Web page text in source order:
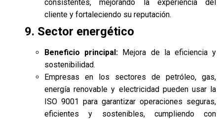
consistentes, mejorando la experiencia del
cliente y fortaleciendo su reputación.
9. Sector energético
Beneficio principal: Mejora de la eficiencia y
sostenibilidad.
Empresas en los sectores de petróleo, gas,
energía renovable y electricidad pueden usar la
ISO 9001 para garantizar operaciones seguras,
eficientes y sostenibles, cumpliendo con